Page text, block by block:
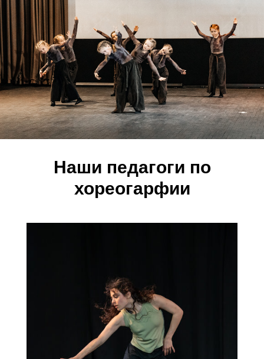
Наши педагоги по
хореогарфии